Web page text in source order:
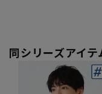
同シリーズアイ